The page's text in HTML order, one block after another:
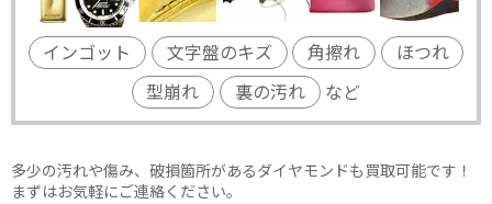
インゴット 文字盤のキズ 角擦れ
ほつれ
型崩れ
裏の汚れ など
多少の汚れや傷み、破損箇所があるダイヤモンドも買取可能です！
まずはお気軽にご連絡ください。